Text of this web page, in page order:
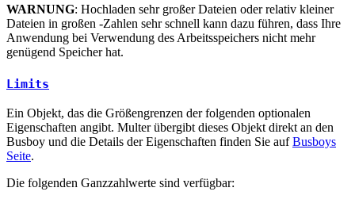
WARNUNG: Hochladen sehr großer Dateien oder relativ kleiner
Dateien in großen -Zahlen sehr schnell kann dazu führen, dass Ihre
Anwendung bei Verwendung des Arbeitsspeichers nicht mehr
genügend Speicher hat.
Limits
Ein Objekt, das die Größengrenzen der folgenden optionalen
Eigenschaften angibt. Multer übergibt dieses Objekt direkt an den
Busboy und die Details der Eigenschaften finden Sie aufBusboys
Seite.
Die folgenden Ganzzahlwerte sind verfügbar: